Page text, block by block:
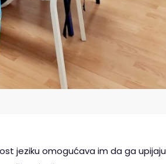
jeziku omogućava im da ga upijaju